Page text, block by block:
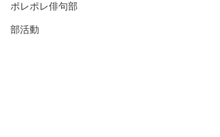
ポレポレ俳句部
部活動